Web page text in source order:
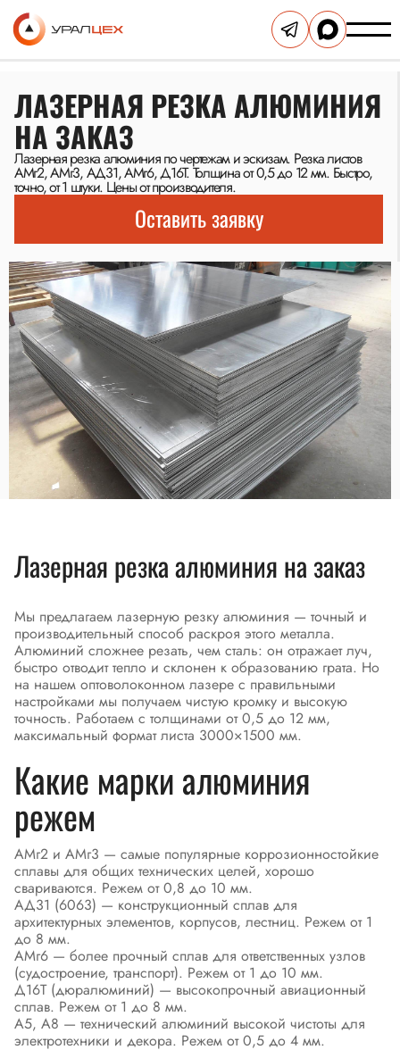
ЛАЗЕРНАЯ РЕЗКА АЛЮМИНИЯ
НА ЗАКАЗ
Лазерная резка алюминия по чертежам и эскизам. Резка листов
АМг2, АМг3, АД31, АМг6, Д16Т. Толщина от 0,5 до 12 мм. Быстро,
точно, от 1 штуки. Цены от производителя.
Оставить заявку
Лазерная резка алюминия на заказ
Мы предлагаем лазерную резку алюминия — точный и
производительный способ раскроя этого металла.
Алюминий сложнее резать, чем сталь: он отражает луч,
быстро отводит тепло и склонен к образованию грата. Но
на нашем оптоволоконном лазере с правильными
настройками мы получаем чистую кромку и высокую
точность. Работаем с толщинами от 0,5 до 12 мм,
максимальный формат листа 3000×1500 мм.
Какие марки алюминия
режем
АМг2 и АМг3 — самые популярные коррозионностойкие
сплавы для общих технических целей, хорошо
свариваются. Режем от 0,8 до 10 мм.
АД31 (6063) — конструкционный сплав для
архитектурных элементов, корпусов, лестниц. Режем от 1
до 8 мм.
АМг6 — более прочный сплав для ответственных узлов
(судостроение, транспорт). Режем от 1 до 10 мм.
Д16Т (дюралюминий) — высокопрочный авиационный
сплав. Режем от 1 до 8 мм.
А5, А8 — технический алюминий высокой чистоты для
электротехники и декора. Режем от 0,5 до 4 мм.